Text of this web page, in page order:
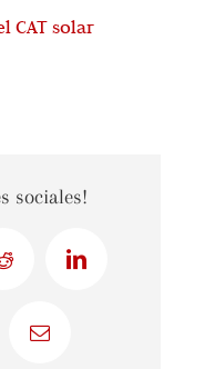
CAT solar
sociales!
Reddit LinkedIn
Email